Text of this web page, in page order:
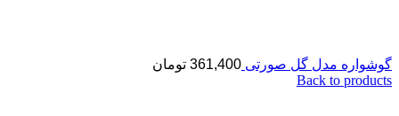
گوشواره مدل گل صورتی 361,400 تومان
Back to products